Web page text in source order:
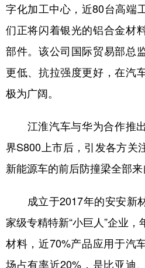
字化加工中心，近80台高端
们正将闪着银光的铝合金材
部件。该公司国际贸易部总
更低、抗拉强度更好，在汽
极为广阔。
江淮汽车与华为合作推
界S800上市后，引发各方关
新能源车的前后防撞梁全部来
成立于2017年的安安新
家级专精特新“小巨人”企业
材料，近70%产品应用于汽
场占有率近20%，是比亚迪